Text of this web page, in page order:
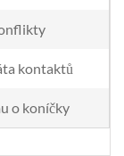
kontaktů
o koníčky